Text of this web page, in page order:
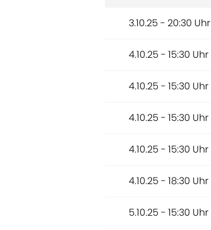
3.10.25 - 20:30 Uhr
4.10.25 - 15:30 Uhr
4.10.25 - 15:30 Uhr
4.10.25 - 15:30 Uhr
4.10.25 - 15:30 Uhr
4.10.25 - 18:30 Uhr
5.10.25 - 15:30 Uhr